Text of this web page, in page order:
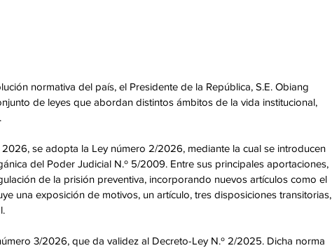
normativa del país, el Presidente de la República, S.E. Obiang
de leyes que abordan distintos ámbitos de la vida institucional,
se adopta la Ley número 2/2026, mediante la cual se introducen
del Poder Judicial N.º 5/2009. Entre sus principales aportaciones,
de la prisión preventiva, incorporando nuevos artículos como el
una exposición de motivos, un artículo, tres disposiciones transitorias,
3/2026, que da validez al Decreto-Ley N.º 2/2025. Dicha norma